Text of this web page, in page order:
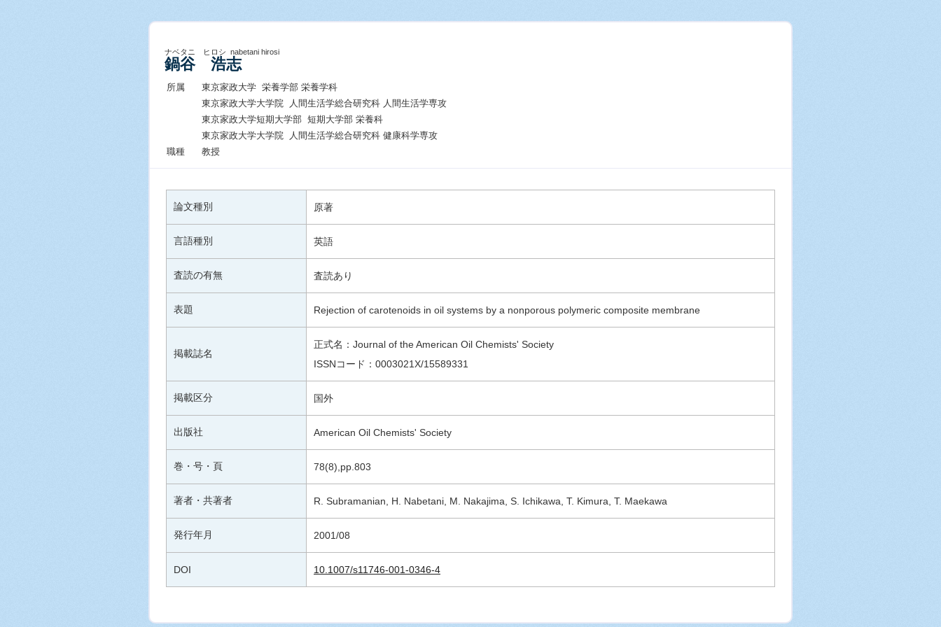
ナベタニ ヒロシ nabetani hirosi
鍋谷 浩志
所属
東京家政大学 栄養学部 栄養学科
東京家政大学大学院 人間生活学総合研究科 人間生活学専攻
東京家政大学短期大学部 短期大学部 栄養科
東京家政大学大学院 人間生活学総合研究科 健康科学専攻
職種
教授
論文種別 原著
言語種別 英語
査読の有無 査読あり
表題 Rejection of carotenoids in oil systems by a nonporous polymeric composite membrane
掲載誌名
正式名：Journal of the American Oil Chemists' Society
ISSNコード：0003021X/15589331
掲載区分 国外
出版社 American Oil Chemists' Society
巻・号・頁 78(8),pp.803
著者・共著者 R. Subramanian, H. Nabetani, M. Nakajima, S. Ichikawa, T. Kimura, T. Maekawa
発行年月 2001/08
DOI 10.1007/s11746-001-0346-4